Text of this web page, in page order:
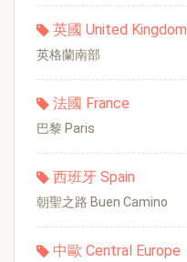
英國 United Kingdom
英格蘭南部
法國 France
巴黎 Paris
西班牙 Spain
朝聖之路 Buen Camino
中歐 Central Europe